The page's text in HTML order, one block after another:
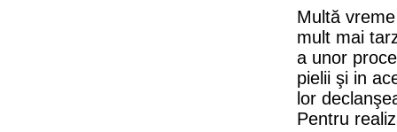
Multă
mult mai
a unor
pielii şi in
lor
Pentru